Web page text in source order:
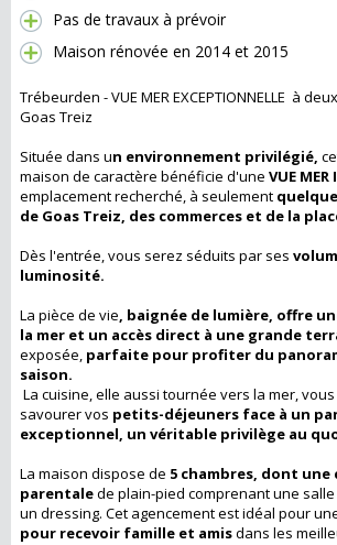
Pas de travaux à prévoir
Maison rénovée en 2014 et 2015
Trébeurden - VUE MER EXCEPTIONNELLE à
Goas Treiz
Située dans un environnement privilégié,
maison de caractère bénéficie d'une VUE MER
emplacement recherché, à seulement
de Goas Treiz, des commerces et de la
Dès l'entrée, vous serez séduits par ses
luminosité.
La pièce de vie, baignée de lumière, offre
la mer et un accès direct à une grande
exposée, parfaite pour profiter du
saison.
La cuisine, elle aussi tournée vers la mer,
savourer vos petits-déjeuners face à un
exceptionnel, un véritable privilège au
La maison dispose de 5 chambres, dont
parentalede plain-pied comprenant une
un dressing. Cet agencement est idéal pour
pour recevoir famille et amisdans les